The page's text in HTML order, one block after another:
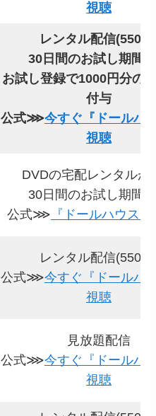
視聴
レンタル配信(550
30日間のお試し期間
お試し登録で1000円分の
付与
公式⋙今すぐ『ドールハ
視聴
DVDの宅配レンタルが
30日間のお試し期間
公式⋙ 『ドールハウス
レンタル配信(550
公式⋙今すぐ『ドールハ
視聴
見放題配信
公式⋙今すぐ『ドールハ
視聴